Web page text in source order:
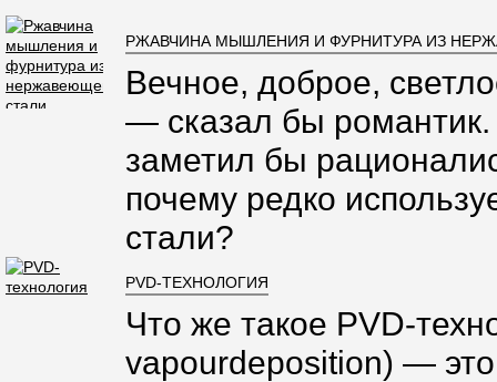
РЖАВЧИНА МЫШЛЕНИЯ И ФУРНИТУРА ИЗ
Вечное, доброе,
— сказал бы
заметил бы
почему редко
стали?
PVD-ТЕХНОЛОГИЯ
Что же такое PVD-
vapourdeposition) —